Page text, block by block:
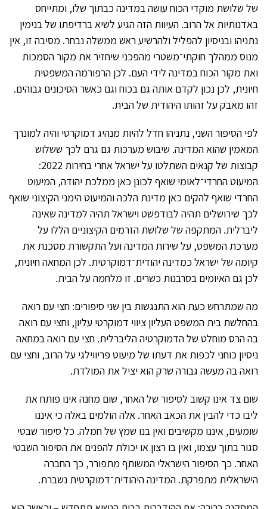
של שלושת מוקדי הכוח עושה במדינה כבתוך שלו, ומתייחס
באדנותיות אל הרוב. העיוות הזה הגיע לשיא ברדיפתו של בנימין
נתניהו ובניסיון להפליל ולהרשיע ראש ממשלה נבחר. מסיבה זו, אין
מנוס ממהלך חוקתי־משטרי מהפכני שיחזיר את מקור הסמכות
ואת מקור הכוח במדינה לידי העם. לכן הרפורמה המשפטית
חיונית, לכן נכון לקדם אותה גם בכוח וגם כאשר הסיכונים גבוהים.
זהו מאבק על זהותו היהודית של הבית.
לפי הסיפור השני, נתניהו חדל להיות מנהיג דמוקרטי והיה למונרך
המאמין שהוא המדינה. שיבוש מערכות גם גרם לכך ששלוש
קבוצות של קנאים השתלטו על ישראל אחרי בחירות 2022:
המיעוט החרדי־לאומי שואף לכונן כאן ממלכת יהודה, המיעוט
החרדי שואף להקים כאן מדינת הלכה והמיעוט הימני הקיצוני שואף
לכך שירושלים תהיה לבודפשט וישראל תהיה למדינה שאינה
ליברלית. המתקפה של שלושת הזרמים הקיצוניים הללו על
מערכת המשפט, על שירות המדינה ועל התקשורת מסכנת את
קיומה של ישראל כמדינה יהודית־דמוקרטית. לכן המחאה חיונית,
לכן גם האיומים בסרבנות כשרים. זו מלחמה על הבית.
מה שמתרחש כעת הוא התנגשות בין שני סיפורים: חצי עם רואה
בהחלשת בית המשפט העליון ציווי דמוקרטי עליון, וחצי עם רואה
בה הרס מוחלט של הדמוקרטיה הליברלית. חצי עם רואה במחאה
ניסיון כוחני לכפות את דעתו של מיעוט פריווילגי על הרוב, וחצי עם
רואה בה מעשה גבורה שרק הוא יציל את המולדת.
שום צד אינו קשוב לסיפור של האחר, שום מחנה אינו פותח את
ליבו כדי להבין את הכאב האחר. אלה הולמים באלה כי איננו
שומעים, איננו מקשיבים ואין בנו שמץ של חמלה. כל סיפור שבטי
סגור בתוך עצמו, ואין בו רצון או יכולת להפנים את הסיפור השבטי
האחר. כך הסיפור הישראלי המשותף מתפורר, כך החברה
הישראלית מתפרקת. המדינה היהודית־דמוקרטית נשברת.